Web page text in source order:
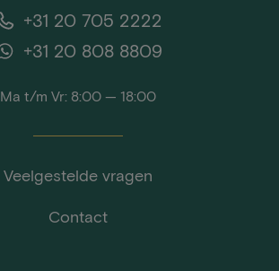
+31 20 705 2222
+31 20 808 8809
Ma t/m Vr: 8:00 — 18:00
Veelgestelde vragen
Contact